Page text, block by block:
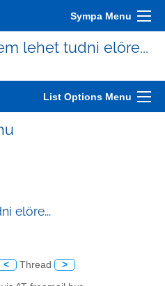
Sympa Menu
lehet tudni előre...
List Options Menu
előre...
< Thread >